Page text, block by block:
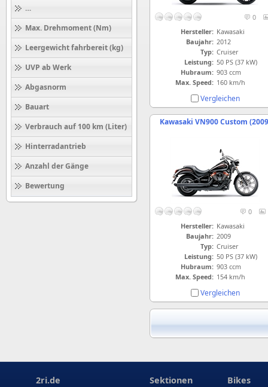
Höchstgeschwindigkeit (km/h)
Max. Drehmoment (Nm)
Leergewicht fahrbereit (kg)
UVP ab Werk
Abgasnorm
Bauart
Verbrauch auf 100 km (Liter)
Hinterradantrieb
Anzahl der Gänge
Bewertung
0
Hersteller: Kawasaki
Baujahr: 2012
Typ: Cruiser
Leistung: 50 PS (37 kW)
Hubraum: 903 ccm
Max. Speed: 160 km/h
Vergleichen
Kawasaki VN900 Custom
0
Hersteller: Kawasaki
Baujahr: 2009
Typ: Cruiser
Leistung: 50 PS (37 kW)
Hubraum: 903 ccm
Max. Speed: 154 km/h
Vergleichen
2ri.de Sektionen Bikes